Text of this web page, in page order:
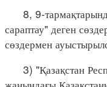
8, 9-
сараптау" деген
сөздермен
3) "Қазақстан